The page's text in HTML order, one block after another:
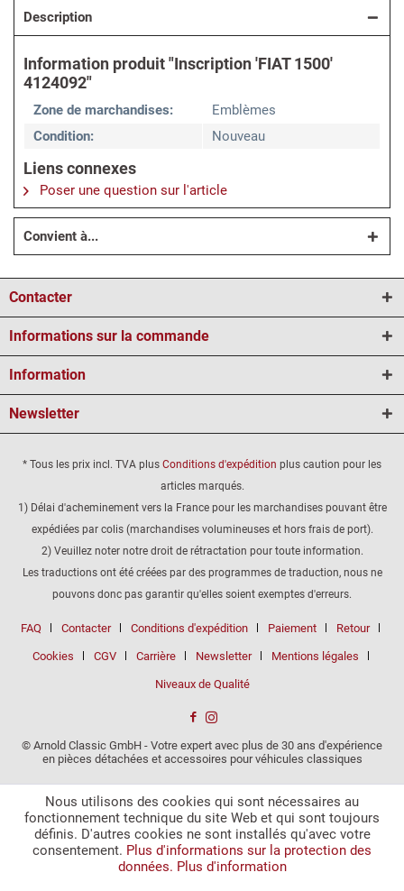
Description
Information produit "Inscription 'FIAT 1500'
4124092"
Zone de marchandises:
Emblèmes
Condition:
Nouveau
Liens connexes
Poser une question sur l'article
Convient à...
Contacter
Informations sur la commande
Information
Newsletter
* Tous les prix incl. TVA plus Conditions d'expédition plus caution pour les
articles marqués.
1) Délai d'acheminement vers la France pour les marchandises pouvant être
expédiées par colis (marchandises volumineuses et hors frais de port).
2) Veuillez noter notre droit de rétractation pour toute information.
Les traductions ont été créées par des programmes de traduction, nous ne
pouvons donc pas garantir qu'elles soient exemptes d'erreurs.
FAQ Contacter Conditions d'expédition Paiement Retour
Cookies CGV Carrière Newsletter Mentions légales
Niveaux de Qualité
© Arnold Classic GmbH - Votre expert avec plus de 30 ans d'expérience
en pièces détachées et accessoires pour véhicules classiques
Nous utilisons des cookies qui sont nécessaires au
fonctionnement technique du site Web et qui sont toujours
définis. D'autres cookies ne sont installés qu'avec votre
consentement. Plus d'informations sur la protection des
données. Plus d'information